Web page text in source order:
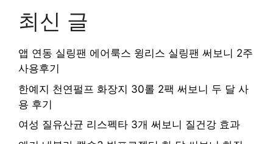
최신 글
앱 연동 실링팬 에어룩스 윙리스 실링팬 써보니 2주
사용후기
한예지 천연펄프 화장지 30롤 2팩 써보니 두 달 사
용 후기
여성 질유산균 리스펙타 3개 써보니 질건강 효과